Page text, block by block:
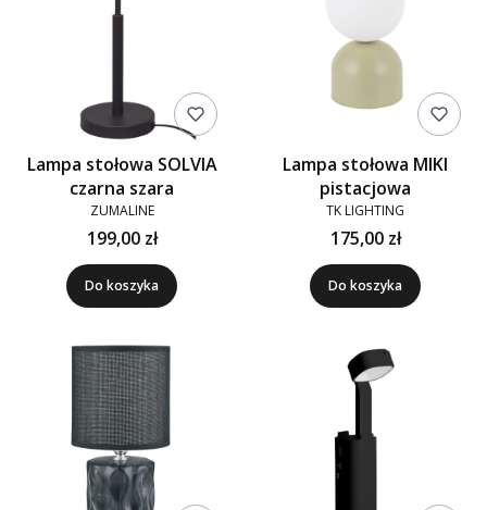
Lampa stołowa SOLVIA
czarna szara
ZUMALINE
199,00 zł
Do koszyka
Lampa stołowa MIKI
pistacjowa
TK LIGHTING
175,00 zł
Do koszyka